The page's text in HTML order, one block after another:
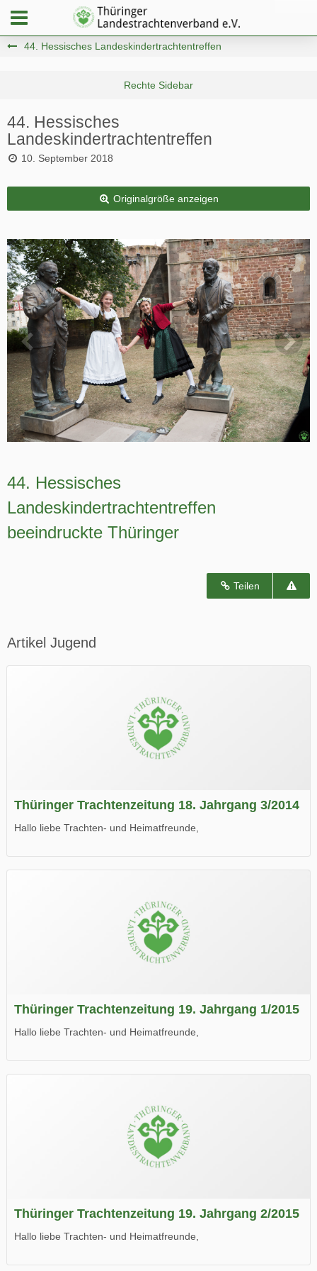
44. Hessisches Landeskindertrachtentreffen
44. Hessisches
Landeskindertrachtentreffen
10. September 2018
Originalgröße anzeigen
44. Hessisches
Landeskindertrachtentreffen
beeindruckte Thüringer
Teilen
Artikel Jugend
Thüringer Trachtenzeitung 18. Jahrgang 3/2014
Hallo liebe Trachten- und Heimatfreunde,
Wir wünschen Euch viel Spaß beim Lesen.
Thüringer Trachtenzeitung 19. Jahrgang 1/2015
Hallo liebe Trachten- und Heimatfreunde,
Wir wünschen Euch viel Spaß beim Lesen.
Thüringer Trachtenzeitung 19. Jahrgang 2/2015
Hallo liebe Trachten- und Heimatfreunde,